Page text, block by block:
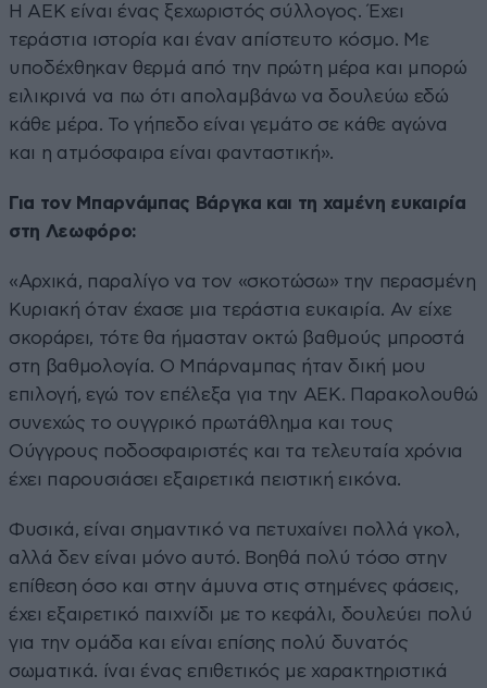
Η AEK είναι ένας ξεχωριστός σύλλογος. Έχει
τεράστια ιστορία και έναν απίστευτο κόσμο. Με
υποδέχθηκαν θερμά από την πρώτη μέρα και μπορώ
ειλικρινά να πω ότι απολαμβάνω να δουλεύω εδώ
κάθε μέρα. Το γήπεδο είναι γεμάτο σε κάθε αγώνα
και η ατμόσφαιρα είναι φανταστική».
Για τον Μπαρνάμπας Βάργκα και τη χαμένη ευκαιρία
στη Λεωφόρο:
«Αρχικά, παραλίγο να τον «σκοτώσω» την περασμένη
Κυριακή όταν έχασε μια τεράστια ευκαιρία. Αν είχε
σκοράρει, τότε θα ήμασταν οκτώ βαθμούς μπροστά
στη βαθμολογία. Ο Μπάρναμπας ήταν δική μου
επιλογή, εγώ τον επέλεξα για την AEK. Παρακολουθώ
συνεχώς το ουγγρικό πρωτάθλημα και τους
Ούγγρους ποδοσφαιριστές και τα τελευταία χρόνια
έχει παρουσιάσει εξαιρετικά πειστική εικόνα.
Φυσικά, είναι σημαντικό να πετυχαίνει πολλά γκολ,
αλλά δεν είναι μόνο αυτό. Βοηθά πολύ τόσο στην
επίθεση όσο και στην άμυνα στις στημένες φάσεις,
έχει εξαιρετικό παιχνίδι με το κεφάλι, δουλεύει πολύ
για την ομάδα και είναι επίσης πολύ δυνατός
σωματικά. ίναι ένας επιθετικός με χαρακτηριστικά